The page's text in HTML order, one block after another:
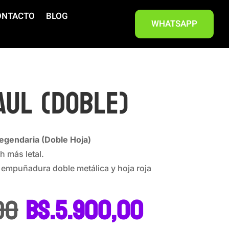
BLOG
WHATSAPP
(DOBLE)
(Doble Hoja)
más letal.
doble metálica y hoja roja
El
Bs.5.900,00El